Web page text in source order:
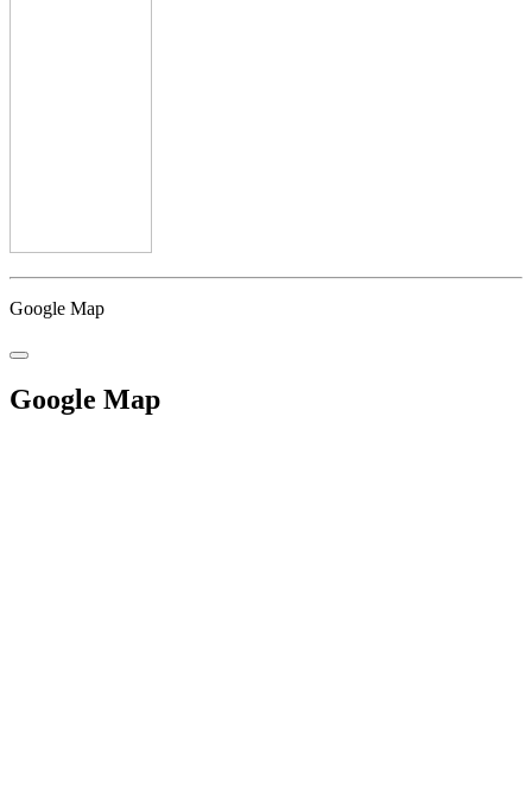
Google Map
Google Map